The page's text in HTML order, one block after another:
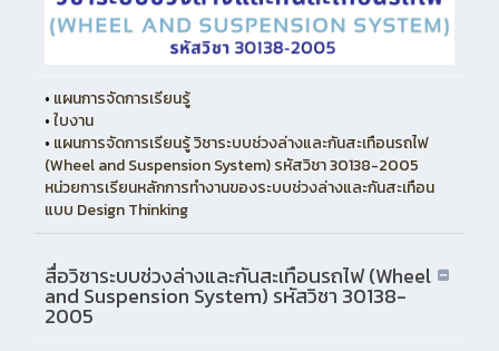
• แผนการจัดการเรียนรู้
•ใบงาน
• แผนการจัดการเรียนรู้ วิชาระบบช่วงล่างและกันสะเทือนรถไฟ
(Wheel and Suspension System) รหัสวิชา 30138-2005
หน่วยการเรียนหลักการทํางานของระบบช่วงล่างและกันสะเทือน
แบบ Design Thinking
สื่อวิชาระบบช่วงล่างและกันสะเทือนรถไฟ (Wheel
and Suspension System) รหัสวิชา 30138-
2005